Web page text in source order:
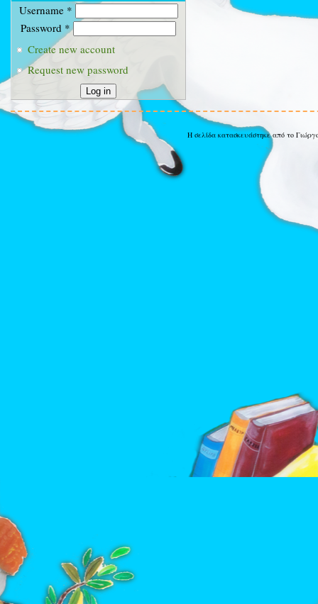
Username *
Password *
Create new account
Request new password
Η σελίδα κατασκευάστηκε από το